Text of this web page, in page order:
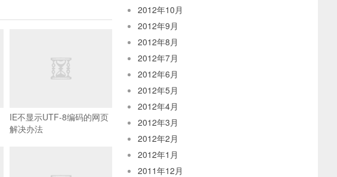
IE不显示UTF-8编码的网页
解决办法
2012年10月
2012年9月
2012年8月
2012年7月
2012年6月
2012年5月
2012年4月
2012年3月
2012年2月
2012年1月
2011年12月